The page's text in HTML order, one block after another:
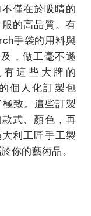
僅在於吸睛的
的高品質。有
手袋的用料與
，做工毫不遜
這些大牌的
個人化訂製包
極致。這些訂製
式、顏色，再
利工匠手工製
你的藝術品。